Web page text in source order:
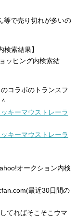
等で売り切れが多いの
検索結果】
ッピング内検索結
コラボのトランスフ
キーマウストレーラ
キーマウストレーラ
オークション内検
最近30日間の
てればそこそこウマ